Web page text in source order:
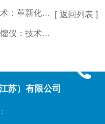
行业的关键设备
原理与工业应用
[ 返回列表 ]
苏）有限公司